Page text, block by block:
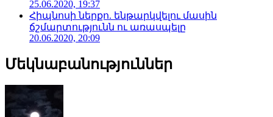
25.06.2020, 19:37
Հիպնոսի ներքո. ենթարկվելու մասին
ճշմարտությունն ու առասպելը
20.06.2020, 20:09
Մեկնաբանություններ